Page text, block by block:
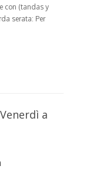
con (tandas y
serata: Per
a